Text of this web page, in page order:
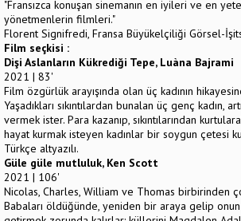
"Fransızca konuşan sinemanın en iyileri ve en
yönetmenlerin filmleri."
Florent Signifredi, Fransa Büyükelçiliği Görsel-
Film seçkisi :
Dişi Aslanların Kükrediği Tepe, Luàna Bajrami
2021 | 83'
Film özgürlük arayışında olan üç kadının
Yaşadıkları sıkıntılardan bunalan üç genç kadın,
vermek ister. Para kazanıp, sıkıntılarından
hayat kurmak isteyen kadınlar bir soygun çetesi
Türkçe altyazılı.
Güle güle mutluluk, Ken Scott
2021 | 106'
Nicolas, Charles, William ve Thomas birbirinden
Babaları öldüğünde, yeniden bir araya gelip